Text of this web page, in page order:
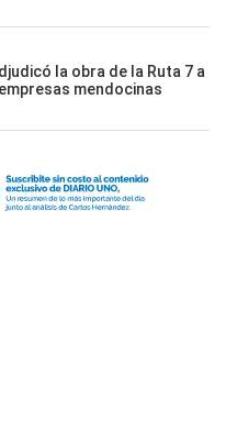
la obra de la Ruta 7 a
mendocinas